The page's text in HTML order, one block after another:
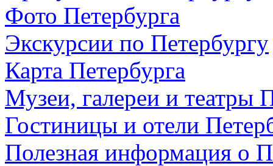
Фото Петербурга
Экскурсии по Петербургу
Карта Петербурга
Музеи, галереи и театры
Гостиницы и отели
Полезная информация о